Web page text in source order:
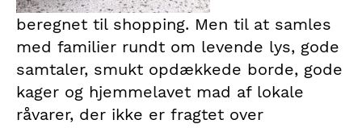
beregnet til shopping. Men til at samles
med familier rundt om levende lys, gode
samtaler, smukt opdækkede borde, gode
kager og hjemmelavet mad af lokale
råvarer, der ikke er fragtet over